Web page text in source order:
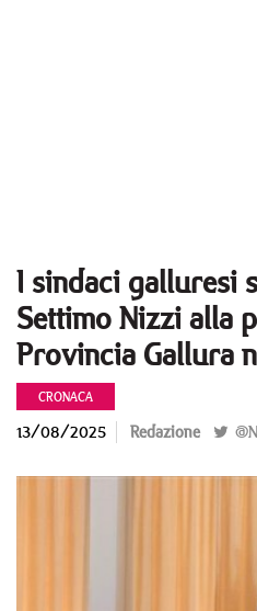
I sindaci galluresi
Settimo Nizzi alla
Provincia Gallura
CRONACA
13/08/2025 Redazione